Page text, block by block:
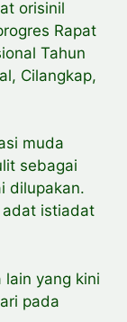
orisinil
Rapat
Tahun
Cilangkap,
muda
sebagai
dilupakan.
adat istiadat
lain yang kini
pada